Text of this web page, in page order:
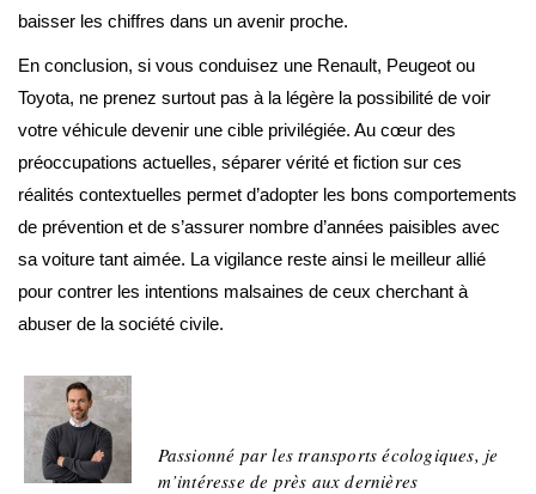
baisser les chiffres dans un avenir proche.
En conclusion, si vous conduisez une Renault, Peugeot ou
Toyota, ne prenez surtout pas à la légère la possibilité de voir
votre véhicule devenir une cible privilégiée. Au cœur des
préoccupations actuelles, séparer vérité et fiction sur ces
réalités contextuelles permet d’adopter les bons comportements
de prévention et de s’assurer nombre d’années paisibles avec
sa voiture tant aimée. La vigilance reste ainsi le meilleur allié
pour contrer les intentions malsaines de ceux cherchant à
abuser de la société civile.
Passionné par les transports écologiques, je
m’intéresse de près aux dernières